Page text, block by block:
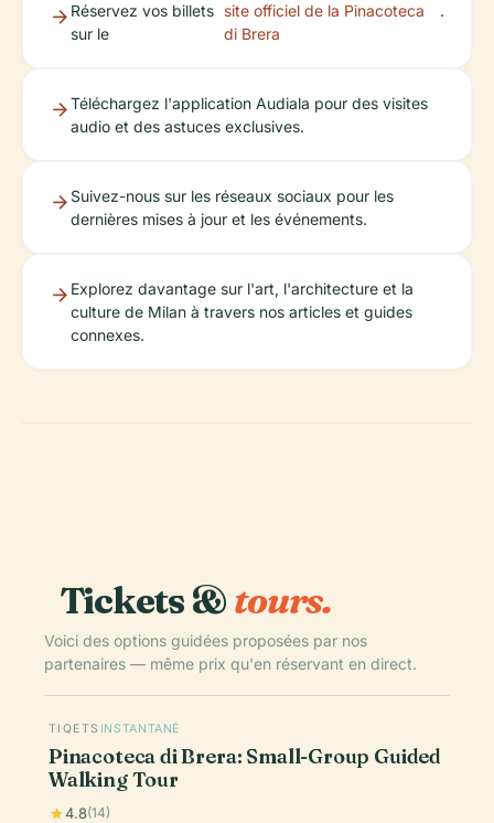
Réservez vos billets
sur le
site officiel de la Pinacoteca
di Brera
.
Téléchargez l'application Audiala pour des visites
audio et des astuces exclusives.
Suivez-nous sur les réseaux sociaux pour les
dernières mises à jour et les événements.
Explorez davantage sur l'art, l'architecture et la
culture de Milan à travers nos articles et guides
connexes.
Tickets &tours.
Voici des options guidées proposées par nos
partenaires — même prix qu'en réservant en direct.
TIQETS INSTANTANÉ
Pinacoteca di Brera: Small-Group Guided
Walking Tour
4.8(14)